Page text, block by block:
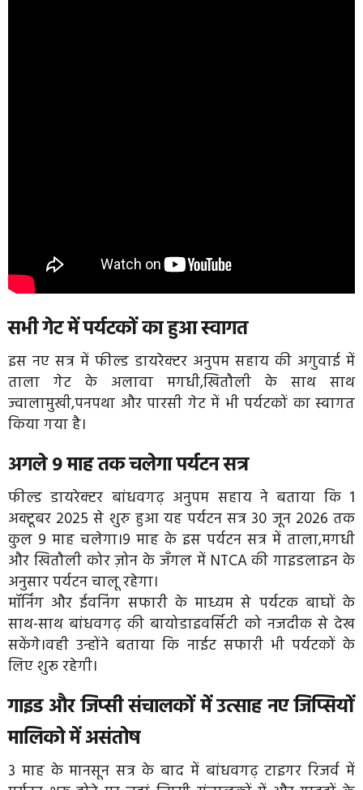
सभी गेट में पर्यटकों का हुआ स्वागत
इस नए सत्र में फील्ड डायरेक्टर अनुपम सहाय की अगुवाई में
ताला गेट के अलावा मगधी,खितौली के साथ साथ
ज्वालामुखी,पनपथा और पारसी गेट में भी पर्यटकों का स्वागत
किया गया है।
अगले 9 माह तक चलेगा पर्यटन सत्र
फील्ड डायरेक्टर बांधवगढ़ अनुपम सहाय ने बताया कि 1
अक्टूबर 2025 से शुरु हुआ यह पर्यटन सत्र 30 जून 2026 तक
कुल 9 माह चलेगा।9 माह के इस पर्यटन सत्र में ताला,मगधी
और खितौली कोर ज़ोन के जँगल में NTCA की गाइडलाइन के
अनुसार पर्यटन चालू रहेगा।
मॉर्निंग और ईवनिंग सफारी के माध्यम से पर्यटक बाघों के
साथ-साथ बांधवगढ़ की बायोडाइवर्सिटी को नजदीक से देख
सकेंगे।वही उन्होंने बताया कि नाईट सफारी भी पर्यटकों के
लिए शुरू रहेगी।
गाइड और जिप्सी संचालकों में उत्साह नए जिप्सियों
मालिको में असंतोष
3 माह के मानसून सत्र के बाद में बांधवगढ़ टाइगर रिजर्व में